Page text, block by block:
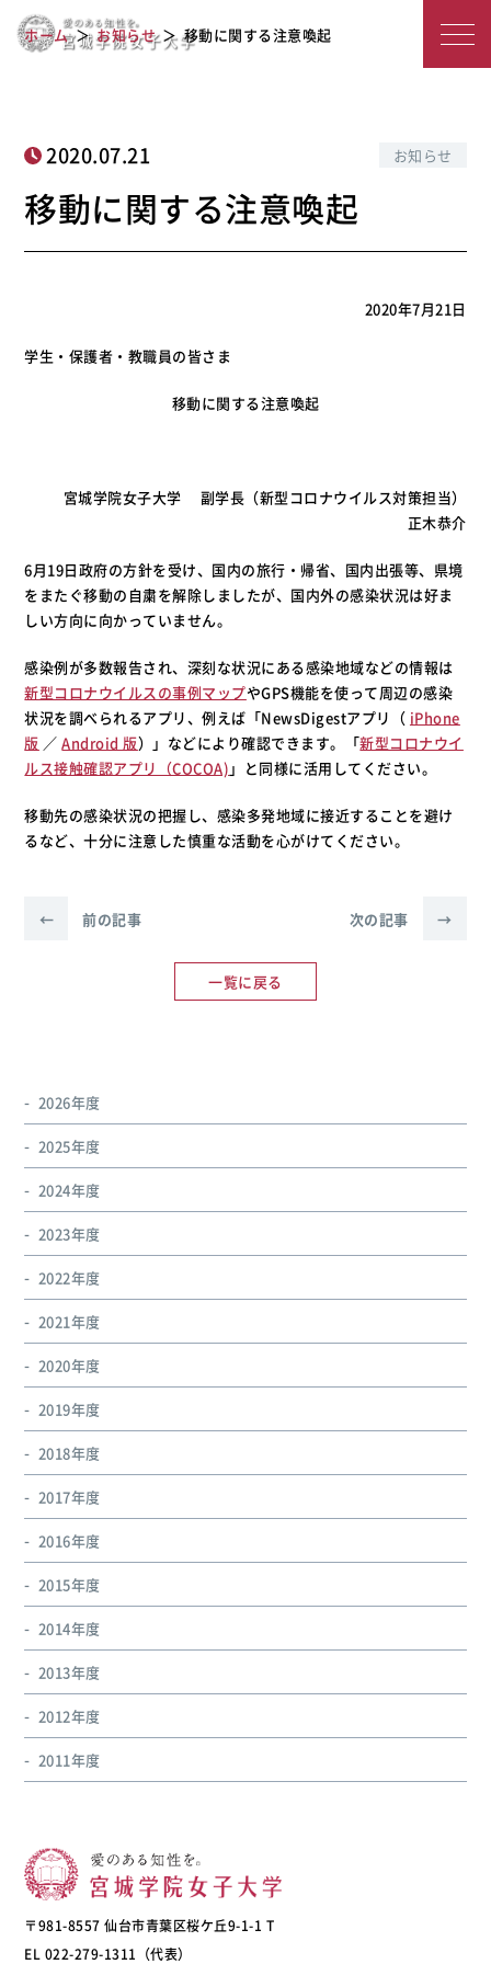
宮
女
子
移動に関する注意喚起
ホーム お知らせ 移動に関する注意喚起
2020.07.21 お知らせ
移動に関する注意喚起
2020年7月21日
学生・保護者・教職員の皆さま
移動に関する注意喚起
宮城学院女子大学 副学長（新型コロナウイルス対策担当）
正木恭介
6月19日政府の方針を受け、国内の旅行・帰省、国内出張等、県境
をまたぐ移動の自粛を解除しましたが、国内外の感染状況は好ま
しい方向に向かっていません。
感染例が多数報告され、深刻な状況にある感染地域などの情報は
新型コロナウイルスの事例マップやGPS機能を使って周辺の感染
状況を調べられるアプリ、例えば「NewsDigestアプリ（ iPhone
版 ／Android 版）」などにより確認できます。「新型コロナウイ
ルス接触確認アプリ（COCOA) 」と同様に活用してください。
移動先の感染状況の把握し、感染多発地域に接近することを避け
るなど、十分に注意した慎重な活動を心がけてください。
← 前の記事
一覧に戻る
次の記事 →
2026年度
2025年度
2024年度
2023年度
2022年度
2021年度
2020年度
2019年度
2018年度
2017年度
2016年度
2015年度
2014年度
2013年度
2012年度
2011年度
〒981-8557 仙台市青葉区桜ケ丘9-1-1 T
EL 022-279-1311（代表）